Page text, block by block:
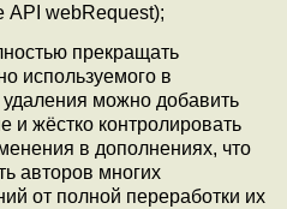
webRequest);
прекращать
используемого в
можно добавить
и жёстко контролировать
в дополнениях, что
авторов многих
от полной переработки их